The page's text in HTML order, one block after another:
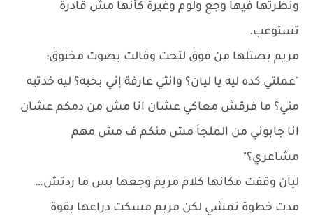
ونظرتها فيها وجع ولوم وغيرة كأنها مش قادرة
تستوعب.
مريم بصتلها من فوق لتحت وقالت بصوت مخنوق:
"عملتي كده ليه يا ليان؟ وانتي عارفة إني بحبه؟ ليه خدتيه
مني؟ ما فرقش معاكي عشان انا مش من دمكم عشان
انا جابوني من الملجأ مش منكم ف مش مهم
مشاعري؟"
ليان وقفت مكانها كلام مريم وجعها بس ما ردتش…
مدت خطوة تمشي لكن مريم مسكت دراعها بقوة